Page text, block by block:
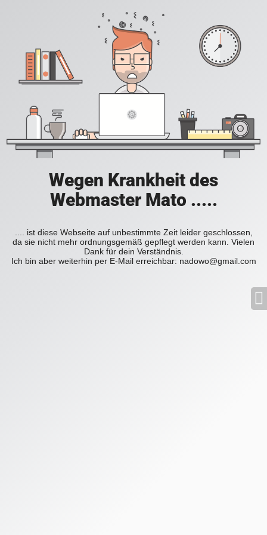
Wegen Krankheit des
Webmaster Mato .....
.... ist diese Webseite auf unbestimmte Zeit leider geschlossen,
da sie nicht mehr ordnungsgemäß gepflegt werden kann. Vielen
Dank für dein Verständnis.
Ich bin aber weiterhin per E-Mail erreichbar: nadowo@gmail.com